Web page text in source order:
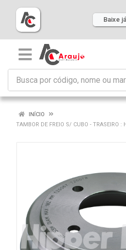
Baixe
INÍCIO
TAMBOR DE FREIO S/ CUBO - TRASEIRO :